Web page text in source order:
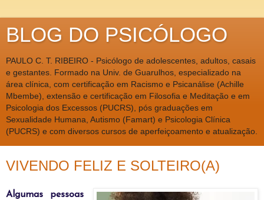
BLOG DO PSICÓLOGO
PAULO C. T. RIBEIRO - Psicólogo de adolescentes, adultos, casais
e gestantes. Formado na Univ. de Guarulhos, especializado na
área clínica, com certificação em Racismo e Psicanálise (Achille
Mbembe), extensão e certificação em Filosofia e Meditação e em
Psicologia dos Excessos (PUCRS), pós graduações em
Sexualidade Humana, Autismo (Famart) e Psicologia Clínica
(PUCRS) e com diversos cursos de aperfeiçoamento e atualização.
VIVENDO FELIZ E SOLTEIRO(A)
Algumas pessoas